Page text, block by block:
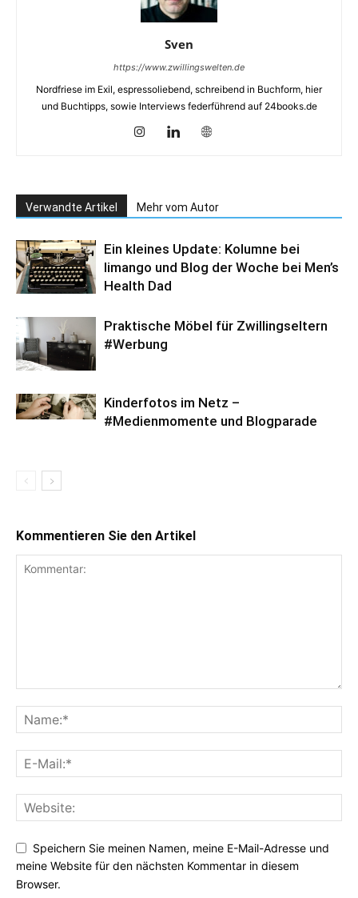
Sven
https://www.zwillingswelten.de
Nordfriese im Exil, espressoliebend, schreibend in Buchform, hier
und Buchtipps, sowie Interviews federführend auf 24books.de
Verwandte Artikel Mehr vom Autor
Ein kleines Update: Kolumne bei
limango und Blog der Woche bei Men’s
Health Dad
Praktische Möbel für Zwillingseltern
#Werbung
Kinderfotos im Netz –
#Medienmomente und Blogparade
Kommentieren Sie den Artikel
Speichern Sie meinen Namen, meine E-Mail-Adresse und
meine Website für den nächsten Kommentar in diesem
Browser.